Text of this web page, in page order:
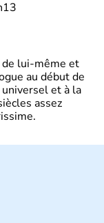
de lui-même et
au début de
et à la
assez